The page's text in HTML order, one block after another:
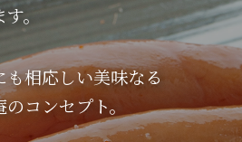
。
相応しい美味なる
コンセプト。